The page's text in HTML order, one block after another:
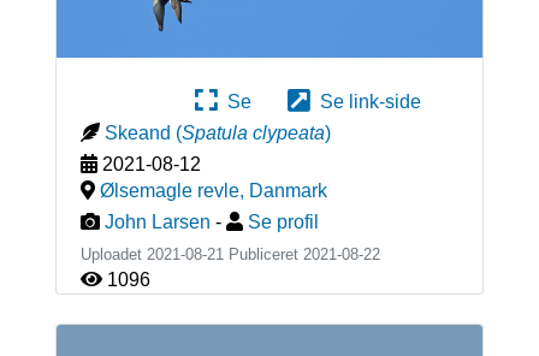
Se
Se link-side
Skeand (Spatula clypeata)
2021-08-12
Ølsemagle revle, Danmark
John Larsen - Se profil
Uploadet 2021-08-21 Publiceret 2021-08-22
1096